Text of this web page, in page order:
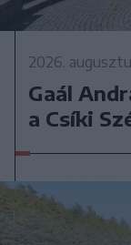
2026.
Gaál
a Csíki